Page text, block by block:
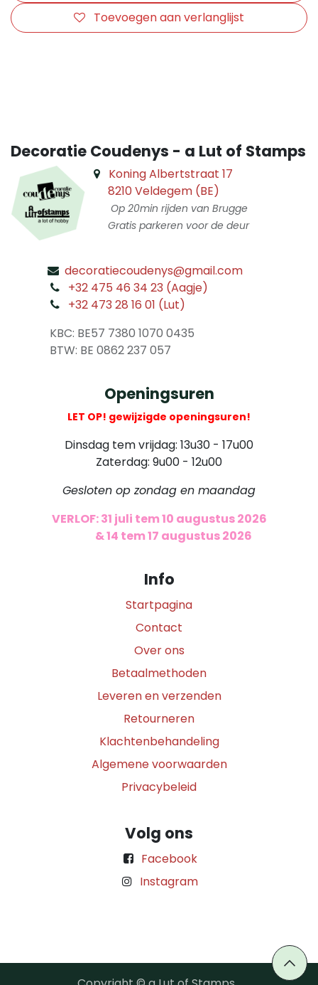
Toevoegen aan verlanglijst
Decoratie Coudenys - a Lut of Stamps
Koning Albertstraat 17
8210 Veldegem (BE)
Op 20min rijden van Brugge
Gratis parkeren voor de deur
decoratiecoudenys@gmail.com
+32 475 46 34 23 (Aagje)
+32 473 28 16 01 (Lut)
KBC: BE57 7380 1070 0435
​ BTW: BE 0862 237 057
Openingsuren
LET OP! gewijzigde openingsuren!
Dinsdag tem vrijdag: 13u30 - 17u00
Zaterdag: 9u00 - 12u00
Gesloten op zondag en maandag
VERLOF: 31 juli tem 10 augustus 2026
& 14 tem 17 augustus 2026
Info
Startpagina
Contact
Over ons
Betaalmethoden
Leveren en verzenden
Retourneren
Klachtenbehandeling
Algemene voorwaarden
Privacybeleid
Volg ons
Facebook
Instagram